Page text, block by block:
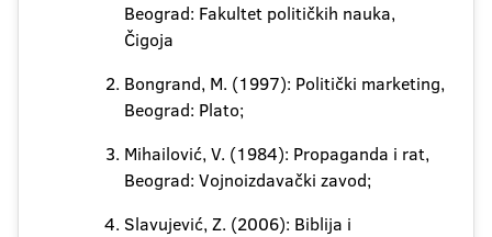
Beograd: Fakultet političkih nauka,
Čigoja
Bongrand, M. (1997): Politički marketing,
Beograd: Plato;
Mihailović, V. (1984): Propaganda i rat,
Beograd: Vojnoizdavački zavod;
Slavujević, Z. (2006): Biblija i